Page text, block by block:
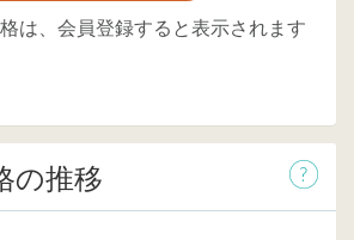
は、会員登録すると表示されます
の推移